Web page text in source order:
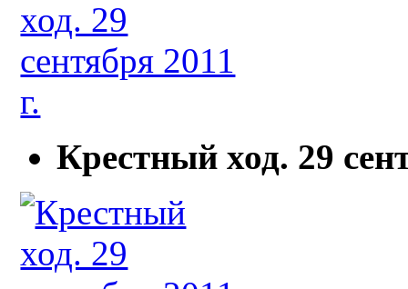
Крестный ход. 29